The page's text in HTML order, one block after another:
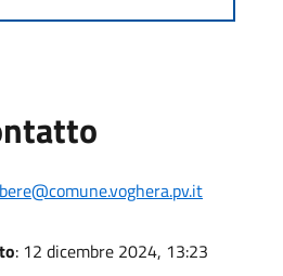
: 12 dicembre 2024, 13:23